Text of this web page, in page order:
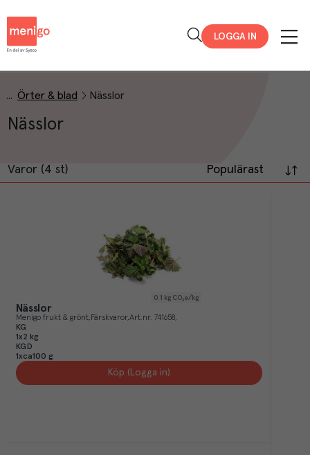
LOGGA IN
Örter & blad Nässlor
Nässlor
Varor (4 st) Populärast
0.1 kg CO₂e/kg
Nässlor
Menigo frukt & grönt Färskvaror Art.nr. 741658
KG
1x2 kg
KGD
1xca100 g
Köp (Logga in)